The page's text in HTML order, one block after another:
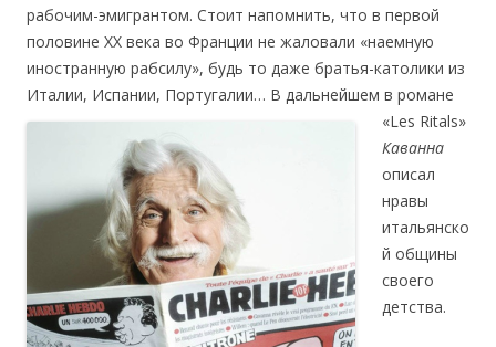
рабочим-эмигрантом. Стоит напомнить, что в первой
половине ХХ века во Франции не жаловали «наемную
иностранную рабсилу», будь то даже братья-католики из
Италии, Испании, Португалии… В дальнейшем в романе
«Les Ritals»
Каванна
описал
нравы
итальянско
й общины
своего
детства.